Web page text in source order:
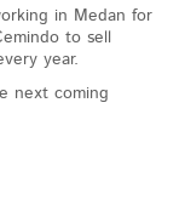
in Medan for
to sell
year.
next coming